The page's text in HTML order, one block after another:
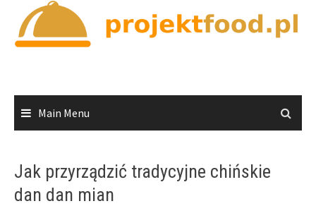
content
Main Menu
Jak przyrządzić tradycyjne chińskie
dan dan mian